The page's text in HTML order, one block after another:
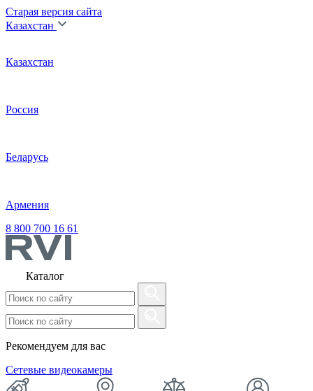
Старая версия сайта
Казахстан
Казахстан
Россия
Беларусь
Армения
8 800 700 16 61
Каталог
Рекомендуем для вас
Сетевые видеокамеры